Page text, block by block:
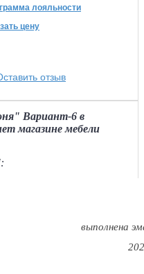
лояльности
цену
отзыв
Вариант-6 в
магазине мебели
выполнена